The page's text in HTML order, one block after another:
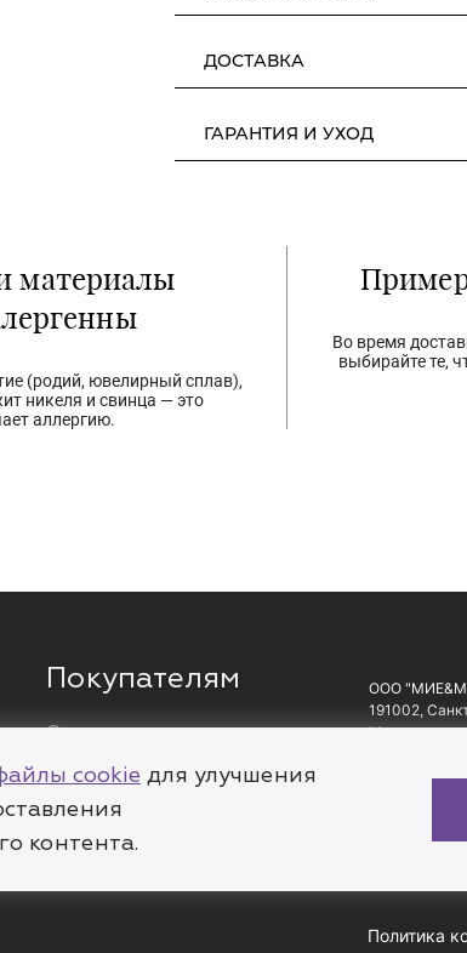
ДОСТАВКА
ГАРАНТИЯ И УХОД
материалы
(родий, ювелирный сплав),
никеля и свинца — это
аллергию.
Во время
выбирайте те,
Покупателям
О компании
Доставка
Полезное
ООО
191002,
Московская,
Политика
cookie для улучшения
контента.